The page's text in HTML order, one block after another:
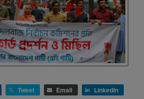
Tweet Email
LinkedIn